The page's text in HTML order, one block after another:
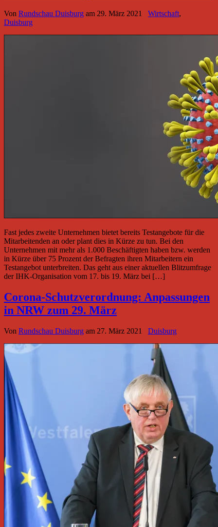
Von Rundschau Duisburg am 29. März 2021 Wirtschaft,
Duisburg
Fast jedes zweite Unternehmen bietet bereits Testangebote für die
Mitarbeitenden an oder plant dies in Kürze zu tun. Bei den
Unternehmen mit mehr als 1.000 Beschäftigten haben bzw. werden
in Kürze über 75 Prozent der Befragten ihren Mitarbeitern ein
Testangebot unterbreiten. Das geht aus einer aktuellen Blitzumfrage
der IHK-Organisation vom 17. bis 19. März bei […]
Corona-Schutzverordnung: Anpassungen
in NRW zum 29. März
Von Rundschau Duisburg am 27. März 2021 Duisburg